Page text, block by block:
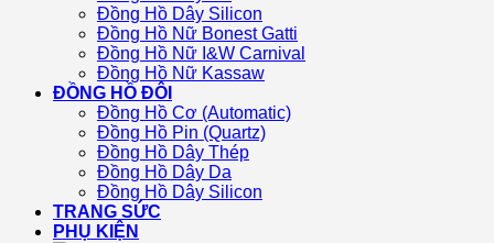
Đồng Hồ Dây Silicon
Đồng Hồ Nữ Bonest Gatti
Đồng Hồ Nữ I&W Carnival
Đồng Hồ Nữ Kassaw
ĐỒNG HỒ ĐÔI
Đồng Hồ Cơ (Automatic)
Đồng Hồ Pin (Quartz)
Đồng Hồ Dây Thép
Đồng Hồ Dây Da
Đồng Hồ Dây Silicon
TRANG SỨC
PHỤ KIỆN